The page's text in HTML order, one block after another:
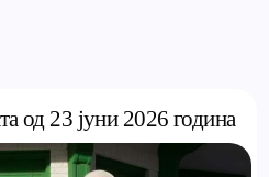
од 23 јуни 2026 година